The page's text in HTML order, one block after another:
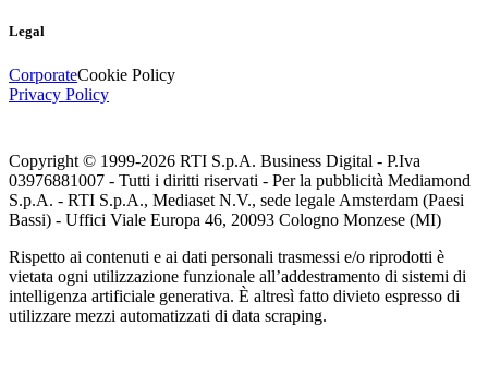
Legal
CorporateCookie Policy
Privacy Policy
Copyright © 1999-2026 RTI S.p.A. Business Digital - P.Iva
03976881007 - Tutti i diritti riservati - Per la pubblicità Mediamond
S.p.A. - RTI S.p.A., Mediaset N.V., sede legale Amsterdam (Paesi
Bassi) - Uffici Viale Europa 46, 20093 Cologno Monzese (MI)
Rispetto ai contenuti e ai dati personali trasmessi e/o riprodotti è
vietata ogni utilizzazione funzionale all’addestramento di sistemi di
intelligenza artificiale generativa. È altresì fatto divieto espresso di
utilizzare mezzi automatizzati di data scraping.